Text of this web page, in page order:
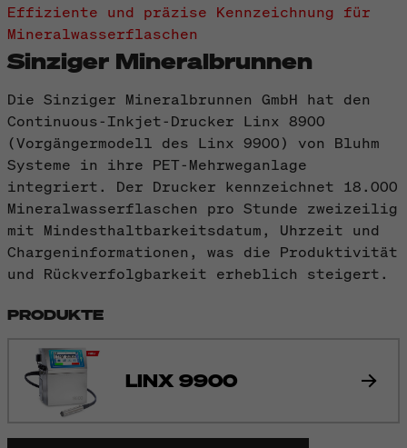
Effiziente und präzise Kennzeichnung für
Mineralwasserflaschen
Sinziger Mineralbrunnen
Die Sinziger Mineralbrunnen GmbH hat den
Continuous-Inkjet-Drucker Linx 8900
(Vorgängermodell des Linx 9900) von Bluhm
Systeme in ihre PET-Mehrweganlage
integriert. Der Drucker kennzeichnet 18.000
Mineralwasserflaschen pro Stunde zweizeilig
mit Mindesthaltbarkeitsdatum, Uhrzeit und
Chargeninformationen, was die Produktivität
und Rückverfolgbarkeit erheblich steigert.
PRODUKTE
LINX 9900